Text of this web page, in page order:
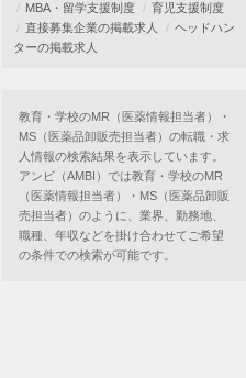
MBA・留学支援制度
育児支援制度
直接募集企業の掲載求人
ヘッドハン
ターの掲載求人
教育・学校のMR（医薬情報担当者）・
MS（医薬品卸販売担当者）の転職・求
人情報の検索結果を表示しています。
アンビ（AMBI）では教育・学校のMR
（医薬情報担当者）・MS（医薬品卸販
売担当者）のように、業界、勤務地、
職種、年収などを掛け合わせてご希望
の条件での検索が可能です。